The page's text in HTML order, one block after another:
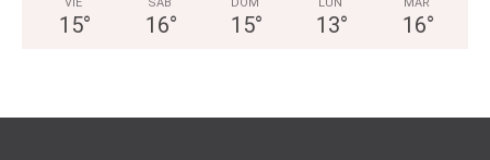
15° 16° 15° 13° 16°